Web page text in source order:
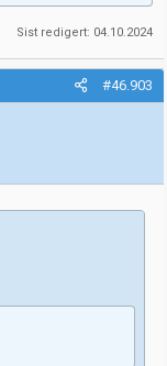
Sist redigert: 04.10.2024
#46.903